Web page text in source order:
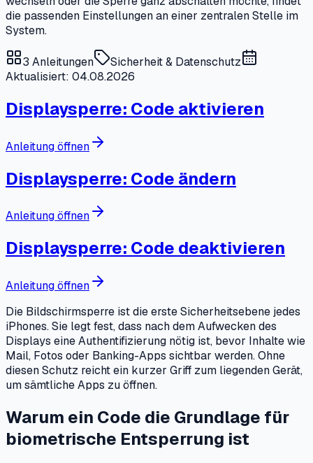
die passenden Einstellungen an einer zentralen Stelle im
System.
3 Anleitungen
Sicherheit & Datenschutz
Aktualisiert: 04.08.2026
Displaysperre: Code aktivieren
Anleitung öffnen
Displaysperre: Code ändern
Anleitung öffnen
Displaysperre: Code deaktivieren
Anleitung öffnen
Die Bildschirmsperre ist die erste Sicherheitsebene jedes
iPhones. Sie legt fest, dass nach dem Aufwecken des
Displays eine Authentifizierung nötig ist, bevor Inhalte wie
Mail, Fotos oder Banking-Apps sichtbar werden. Ohne
diesen Schutz reicht ein kurzer Griff zum liegenden Gerät,
um sämtliche Apps zu öffnen.
Warum ein Code die Grundlage für
biometrische Entsperrung ist